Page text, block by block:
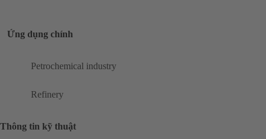
Ứng dụng chính
Petrochemical industry
Refinery
Thông tin kỹ thuật